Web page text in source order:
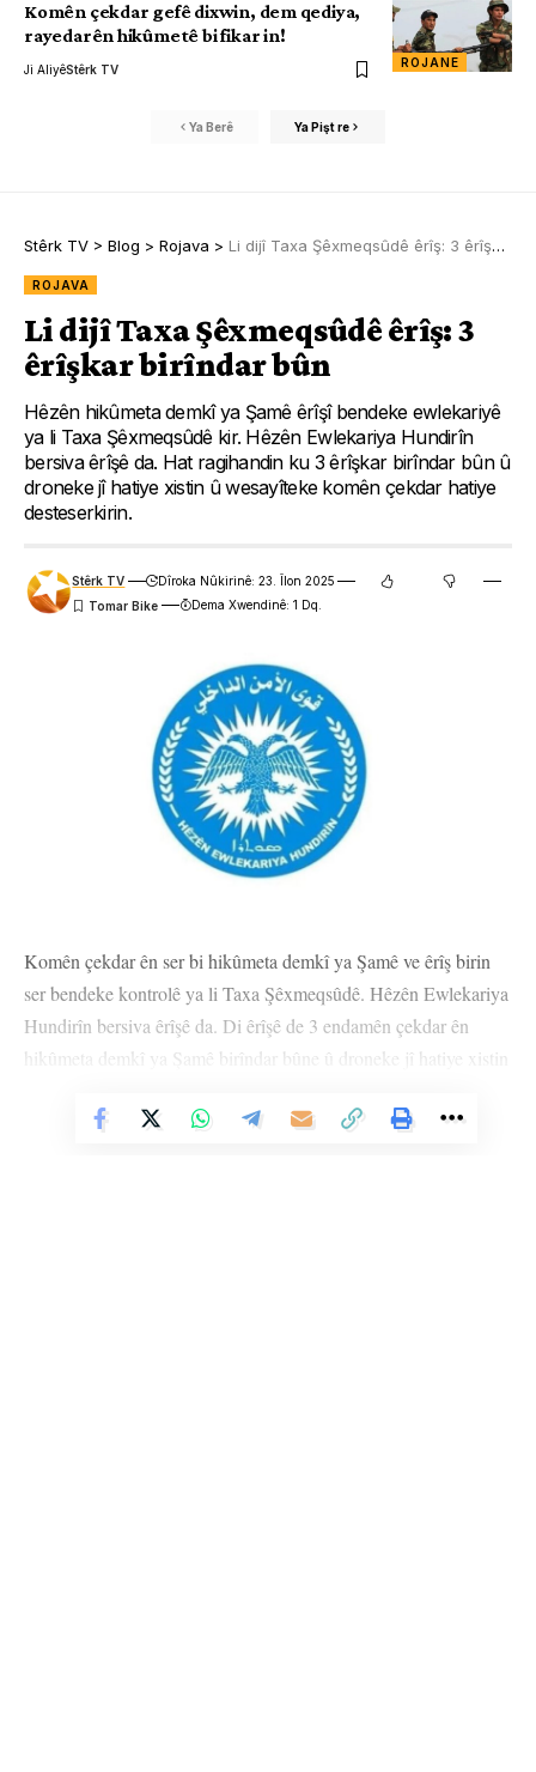
ROJANE
Komên çekdar gefê dixwin, dem qediya,
rayedarên hikûmetê bi fikar in!
Ji AliyêStêrk TV
Ya Berê Ya Pişt re
Stêrk TV > Blog > Rojava > Li dijî Taxa Şêxmeqsûdê êrîş: 3 êrîşkar birîndar bûn
ROJAVA
Li dijî Taxa Şêxmeqsûdê êrîş: 3
êrîşkar birîndar bûn
Hêzên hikûmeta demkî ya Şamê êrîşî bendeke ewlekariyê
ya li Taxa Şêxmeqsûdê kir. Hêzên Ewlekariya Hundirîn
bersiva êrîşê da. Hat ragihandin ku 3 êrîşkar birîndar bûn û
droneke jî hatiye xistin û wesayîteke komên çekdar hatiye
desteserkirin.
Stêrk TV
Dîroka Nûkirinê: 23. Îlon 2025
Dema Xwendinê: 1 Dq.
Komên çekdar ên ser bi hikûmeta demkî ya Şamê ve êrîş birin
ser bendeke kontrolê ya li Taxa Şêxmeqsûdê. Hêzên Ewlekariya
Hundirîn bersiva êrîşê da. Di êrîşê de 3 endamên çekdar ên
hikûmeta demkî ya Şamê birîndar bûne û droneke jî hatiye xistin
Vê Nûçeyê Bixwîne